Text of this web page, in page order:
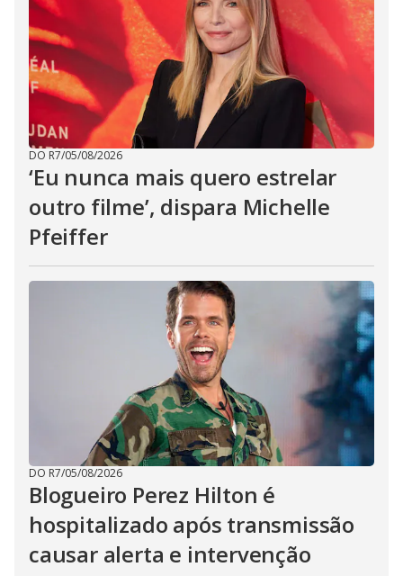
DO R7/05/08/2026
‘Eu nunca mais quero estrelar
outro filme’, dispara Michelle
Pfeiffer
DO R7/05/08/2026
Blogueiro Perez Hilton é
hospitalizado após transmissão
causar alerta e intervenção